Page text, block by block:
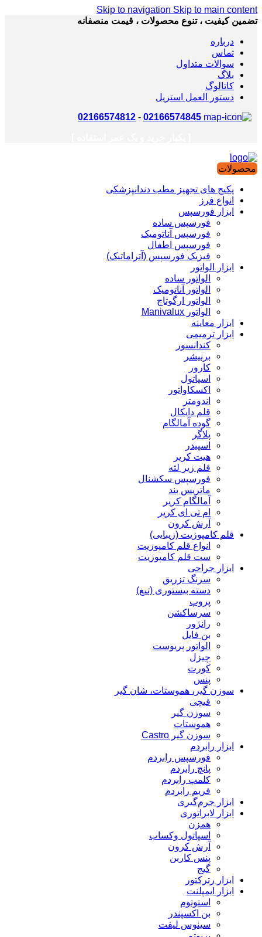
Skip to navigation Skip to main content
تضمین کیفیت ، تنوع محصولات ، قیمت منصفانه
درباره
تماس
سوالات متداول
بلاگ
کاتالوگ
دستور العمل استریل
02166574845
-
02166574812
محصولات
پکیج های تجهیز مطب دندانپزشکی
انواع فرز
ابزار فورسپس
فورسپس ساده
فورسپس آناتومیک
فورسپس اطفال
فیزیک فورسپس (آتراماتیک)
ابزار الواتور
الواتور ساده
الواتور آناتومیک
الواتور ارگوتاچ
الواتور Manivalux
ابزار معاینه
ابزار ترمیمی
کندانسور
برنیشر
کارور
اسپاتول
اکسکاواتور
اندومتر
قلم دایکال
گوده آمالگام
پلاگر
اسپیدر
هیت کریر
قلم زیر لثه
فورسپس سکشنال
ماتریس بند
آمالگام کریر
ام تی ای کریر
آرش کرون
قلم کامپوزیت (زیبایی)
انواع قلم کامپوزیت
ست قلم کامپوزیت
ابزار جراحی
سرنگ تزریق
دسته بیستوری (تیغ)
پروپ
سرساکشن
رانژور
بن فایل
الواتور پریوست
چیزل
کورت
پنس
سوزن گیر، هموستات، شان گیر
قیچی
سوزن گیر
هموستات
سوزن گیر Castro
ابزار رابردم
فورسپس رابردم
پانچ رابردم
کلمپ رابردم
فریم رابردم
ابزار جرم‌گیری
ابزار لابراتوری
همزن
اسپاتول وکساب
آرش کرون
پنس کاربن
گیج
ابزار رترکتور
ابزار ایمپلنت
استوتوم
بن اکسپندر
سینوس لیفت